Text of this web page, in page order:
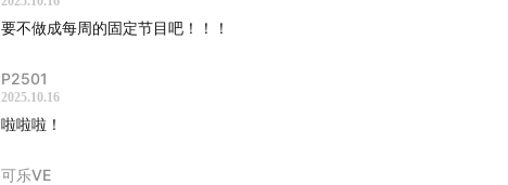
要不做成每周的固定节目吧！！！
P2501
2025.10.16
啦啦啦！
可乐VE